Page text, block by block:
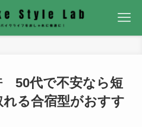
50代で不安なら短
る合宿型がおすす